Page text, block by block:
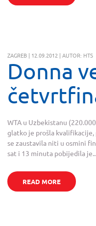
ZAGREB | 12.09.2012 | AUTOR: HTS
Donna
WTA u Uzbekistanu
glatko je prošla
se zaustavila niti u osmini
sat i 13 minuta pobijedila
READ MORE